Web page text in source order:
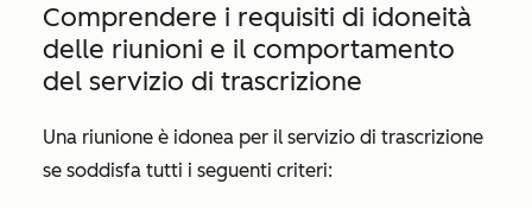
Comprendere i requisiti di idoneità
delle riunioni e il comportamento
del servizio di trascrizione
Una riunione è idonea per il servizio di trascrizione
se soddisfa tutti i seguenti criteri: